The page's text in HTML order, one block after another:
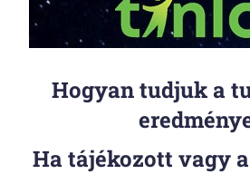
Hogyan tudjuk a
Ha tájékozott vagy